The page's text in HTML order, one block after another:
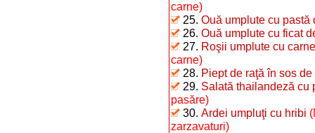
carne)
25. Ouă umplute cu pastă
26. Ouă umplute cu ficat
27. Roşii umplute cu
carne)
28. Piept de raţă în sos de
29. Salată thailandeză cu
pasăre)
30. Ardei umpluţi cu hribi
zarzavaturi)